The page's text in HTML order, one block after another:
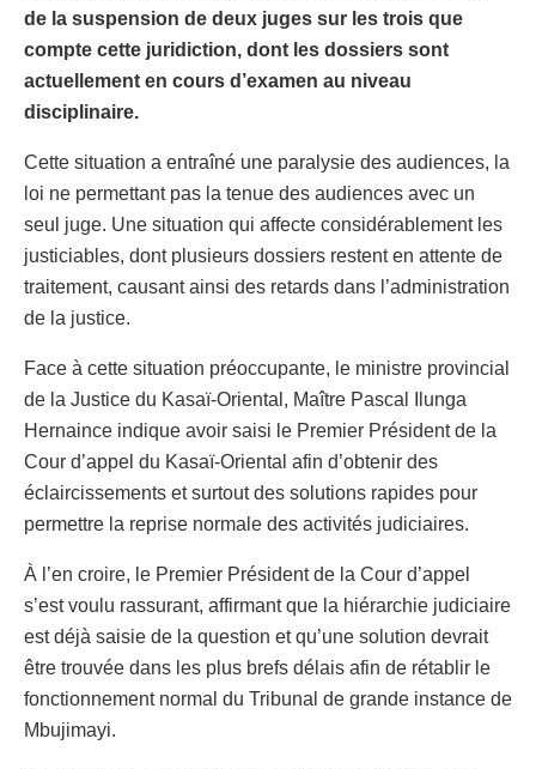
de la suspension de deux juges sur les trois que
compte cette juridiction, dont les dossiers sont
actuellement en cours d’examen au niveau
disciplinaire.
Cette situation a entraîné une paralysie des audiences, la
loi ne permettant pas la tenue des audiences avec un
seul juge. Une situation qui affecte considérablement les
justiciables, dont plusieurs dossiers restent en attente de
traitement, causant ainsi des retards dans l’administration
de la justice.
Face à cette situation préoccupante, le ministre provincial
de la Justice du Kasaï-Oriental, Maître Pascal Ilunga
Hernaince indique avoir saisi le Premier Président de la
Cour d’appel du Kasaï-Oriental afin d’obtenir des
éclaircissements et surtout des solutions rapides pour
permettre la reprise normale des activités judiciaires.
À l’en croire, le Premier Président de la Cour d’appel
s’est voulu rassurant, affirmant que la hiérarchie judiciaire
est déjà saisie de la question et qu’une solution devrait
être trouvée dans les plus brefs délais afin de rétablir le
fonctionnement normal du Tribunal de grande instance de
Mbujimayi.